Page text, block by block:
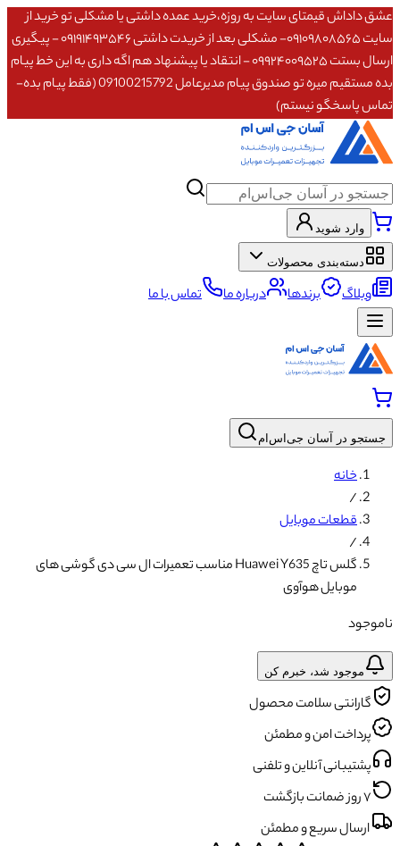
عشق داداش قیمتای سایت به روزه،خرید عمده داشتی یا مشکلی تو خرید از
سایت ۰۹۱۰۹۸۰۸۵۶۵- مشکلی بعد از خریدت داشتی ۰۹۱۹۱۴۹۳۵۴۶ - پیگیری
ارسال بستت ۰۹۹۲۴۰۰۹۵۲۵ - انتقاد یا پیشنهاد هم اگه داری به این خط پیام
بده مستقیم میره تو صندوق پیام مدیرعامل 09100215792 (فقط پیام بده-
تماس پاسخگو نیستم)
وارد شوید
دسته‌بندی محصولات
وبلاگ برندها درباره ما تماس با ما
جستجو در آسان جی‌اس‌ام
خانه
/
قطعات موبایل
/
گلس تاچ Huawei Y635 مناسب تعمیرات ال سی دی گوشی های
موبایل هوآوی
ناموجود
موجود شد، خبرم کن
گارانتی سلامت محصول
پرداخت امن و مطمئن
پشتیبانی آنلاین و تلفنی
۷ روز ضمانت بازگشت
ارسال سریع و مطمئن